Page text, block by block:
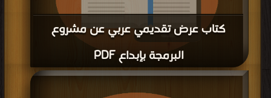
كتاب عرض تقديمي عربي عن مشروع
البرمجة بإبداع PDF
قراءة و تحميل كتاب كتاب عرض تقديمي عربي عن مشروع البرمجة بإبداع PDF مجانا |
كتب في| التحميل : مرة/مرات